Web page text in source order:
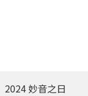
2024 妙音之日